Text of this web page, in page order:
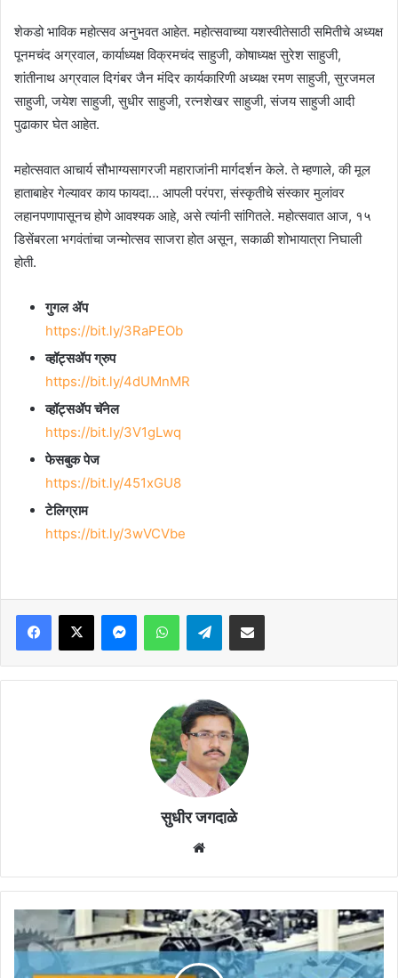
शेकडो भाविक महोत्‍सव अनुभवत आहेत. महोत्‍सवाच्या यशस्वीतेसाठी समितीचे अध्यक्ष
पूनमचंद अग्रवाल, कार्याध्यक्ष विक्रमचंद साहुजी, कोषाध्यक्ष सुरेश साहुजी,
शांतीनाथ अग्रवाल दिगंबर जैन मंदिर कार्यकारिणी अध्यक्ष रमण साहुजी, सुरजमल
साहुजी, जयेश साहुजी, सुधीर साहुजी, रत्नशेखर साहुजी, संजय साहुजी आदी
पुढाकार घेत आहेत.
महोत्‍सवात आचार्य सौभाग्यसागरजी महाराजांनी मार्गदर्शन केले. ते म्हणाले, की मूल
हाताबाहेर गेल्यावर काय फायदा… आपली परंपरा, संस्कृतीचे संस्कार मुलांवर
लहानपणापासूनच होणे आवश्यक आहे, असे त्यांनी सांगितले. महोत्‍सवात आज, १५
डिसेंबरला भगवंतांचा जन्मोत्सव साजरा होत असून, सकाळी शोभायात्रा निघाली
होती.
गुगल ॲप
https://bit.ly/3RaPEOb
व्हॉट्सॲप ग्रुप
https://bit.ly/4dUMnMR
व्हॉट्सॲप चॅनेल
https://bit.ly/3V1gLwq
फेसबुक पेज
https://bit.ly/451xGU8
टेलिग्राम
https://bit.ly/3wVCVbe
Facebook
X MessengerWhatsAppTelegramShare via Email
सुधीर जगदाळे
उत्कंठा
वाढवणारा
"आयसा'चा
इंजिनिअरिंग